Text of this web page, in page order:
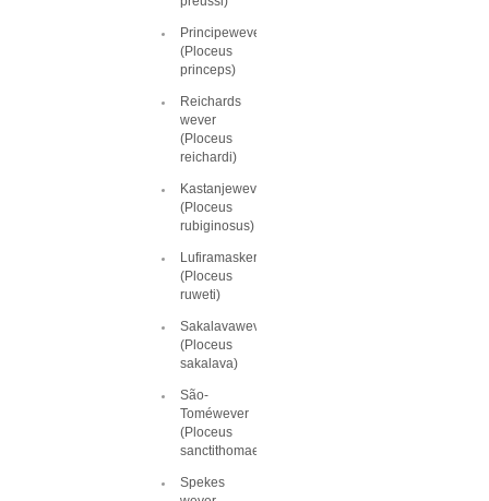
Principewever
(Ploceus
princeps)
Reichards
wever
(Ploceus
reichardi)
Kastanjewever
(Ploceus
rubiginosus)
Lufiramaskerwever
(Ploceus
ruweti)
Sakalavawever
(Ploceus
sakalava)
São-
Toméwever
(Ploceus
sanctithomae)
Spekes